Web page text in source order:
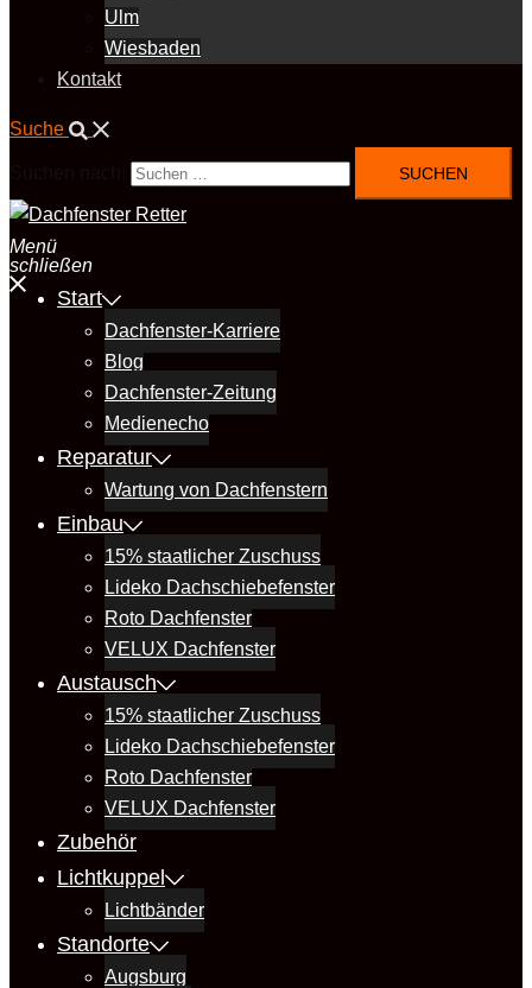
Ulm
Wiesbaden
Kontakt
Suche
Menü
schließen
Start
Dachfenster-Karriere
Blog
Dachfenster-Zeitung
Medienecho
Reparatur
Wartung von Dachfenstern
Einbau
15% staatlicher Zuschuss
Lideko Dachschiebefenster
Roto Dachfenster
VELUX Dachfenster
Austausch
15% staatlicher Zuschuss
Lideko Dachschiebefenster
Roto Dachfenster
VELUX Dachfenster
Zubehör
Lichtkuppel
Lichtbänder
Standorte
Augsburg